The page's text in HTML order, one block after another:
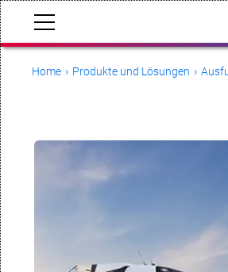
Home Produkte und Lösungen